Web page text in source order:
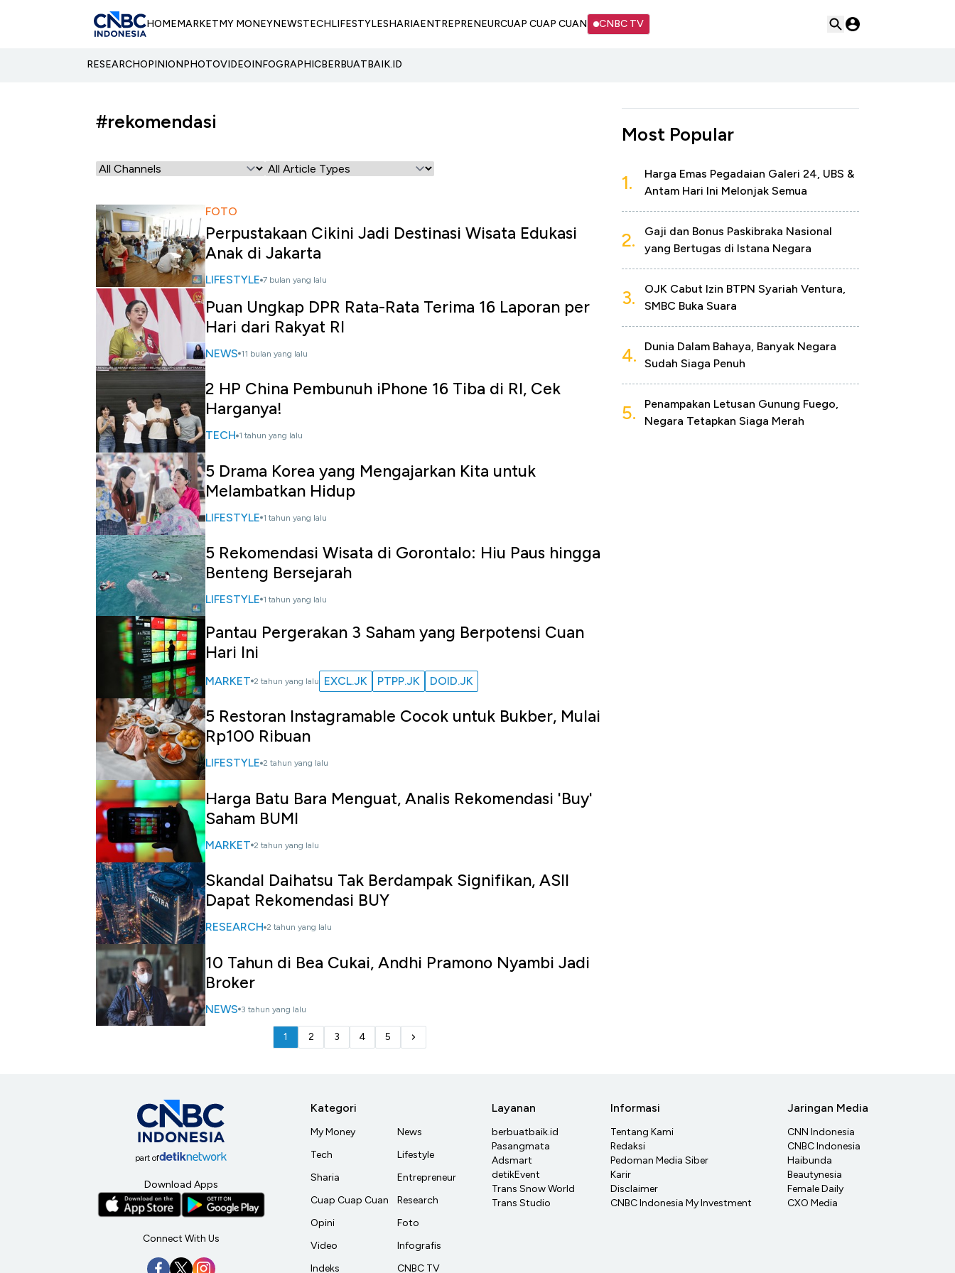
HOMEMARKETMY MONEYNEWSTECHLIFESTYLESHARIAENTREPRENEURCUAP CUAP CUAN CNBC TV
RESEARCHOPINIONPHOTOVIDEOINFOGRAPHICBERBUATBAIK.ID
#rekomendasi
FOTO
Perpustakaan Cikini Jadi Destinasi Wisata Edukasi
Anak di Jakarta
LIFESTYLE 7 bulan yang lalu
Puan Ungkap DPR Rata-Rata Terima 16 Laporan per
Hari dari Rakyat RI
NEWS 11 bulan yang lalu
2 HP China Pembunuh iPhone 16 Tiba di RI, Cek
Harganya!
TECH 1 tahun yang lalu
5 Drama Korea yang Mengajarkan Kita untuk
Melambatkan Hidup
LIFESTYLE 1 tahun yang lalu
5 Rekomendasi Wisata di Gorontalo: Hiu Paus hingga
Benteng Bersejarah
LIFESTYLE 1 tahun yang lalu
Pantau Pergerakan 3 Saham yang Berpotensi Cuan
Hari Ini
MARKET 2 tahun yang lalu EXCL.JK PTPP.JK DOID.JK
5 Restoran Instagramable Cocok untuk Bukber, Mulai
Rp100 Ribuan
LIFESTYLE 2 tahun yang lalu
Harga Batu Bara Menguat, Analis Rekomendasi 'Buy'
Saham BUMI
MARKET 2 tahun yang lalu
Skandal Daihatsu Tak Berdampak Signifikan, ASII
Dapat Rekomendasi BUY
RESEARCH 2 tahun yang lalu
10 Tahun di Bea Cukai, Andhi Pramono Nyambi Jadi
Broker
NEWS 3 tahun yang lalu
1 2 3 4 5
Most Popular
1.
Harga Emas Pegadaian Galeri 24, UBS &
Antam Hari Ini Melonjak Semua
2.
Gaji dan Bonus Paskibraka Nasional
yang Bertugas di Istana Negara
3.
OJK Cabut Izin BTPN Syariah Ventura,
SMBC Buka Suara
4.
Dunia Dalam Bahaya, Banyak Negara
Sudah Siaga Penuh
5.
Penampakan Letusan Gunung Fuego,
Negara Tetapkan Siaga Merah
part of
Download Apps
Connect With Us
Kategori
My Money
Tech
Sharia
Cuap Cuap Cuan
Opini
Video
Indeks
News
Lifestyle
Entrepreneur
Research
Foto
Infografis
CNBC TV
Layanan
berbuatbaik.id
Pasangmata
Adsmart
detikEvent
Trans Snow World
Trans Studio
Informasi
Tentang Kami
Redaksi
Pedoman Media Siber
Karir
Disclaimer
CNBC Indonesia My Investment
Jaringan Media
CNN Indonesia
CNBC Indonesia
Haibunda
Beautynesia
Female Daily
CXO Media